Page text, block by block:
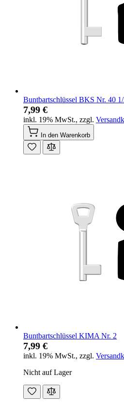
Buntbartschlüssel BKS Nr. 40
7,99 €
inkl. 19% MwSt., zzgl.
In den Warenkorb
Buntbartschlüssel KIMA Nr. 2
7,99 €
inkl. 19% MwSt., zzgl.
Nicht auf Lager